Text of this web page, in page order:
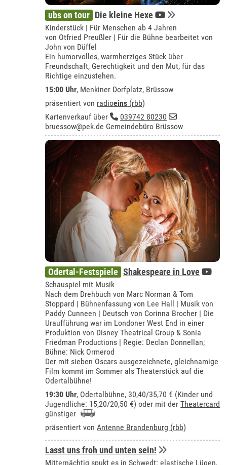
ubs on tour Die kleine Hexe
Kinderstück | Für Menschen ab 4 Jahren
von Otfried Preußler | Für die Bühne bearbeitet von
John von Düffel
Ein humorvolles, warmherziges Stück über
Freundschaft, Gerechtigkeit und den Mut, für das
Richtige einzustehen.
15:00 Uhr, Menkiner Dorfplatz, Brüssow
präsentiert von radioeins (rbb)
Kartenverkauf über
039742 80230
bruessow@pek.de Gemeindebüro Brüssow
Odertal-Festspiele Shakespeare in Love
Schauspiel mit Musik
Nach dem Drehbuch von Marc Norman & Tom
Stoppard | Bühnenfassung von Lee Hall | Musik von
Paddy Cunneen | Deutsch von Corinna Brocher | Die
Uraufführung war im Londoner West End in einer
Produktion von Disney Theatrical Group & Sonia
Friedman Productions | Regie: Declan Donnellan;
Bühne: Nick Ormerod
Der mit sieben Oscars ausgezeichnete, gleichnamige
Film kommt im Sommer als Theaterstück auf die
Odertalbühne!
19:30 Uhr, Odertalbühne, 30,40/35,70 € (Kinder und
Jugendliche: 15,20/20,50 €) oder mit derTheatercard
günstiger
präsentiert vonAntenne Brandenburg (rbb)
Lasst uns froh und unten sein!
Mitternächtig spukt es in Schwedt: elastische Lügen,